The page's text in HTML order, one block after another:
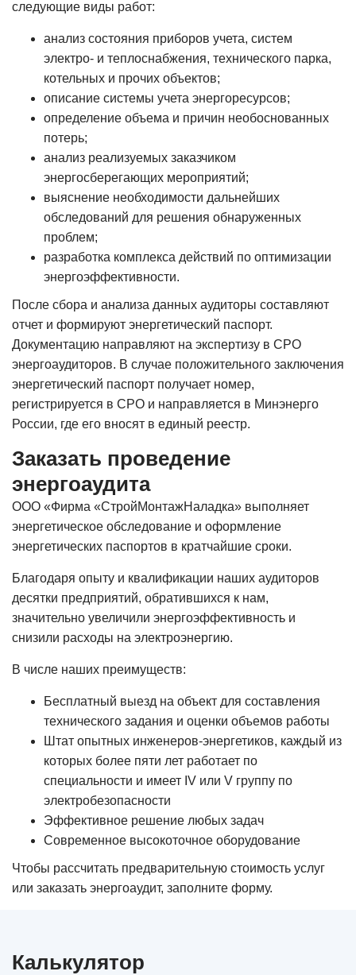
следующие виды работ:
анализ состояния приборов учета, систем
электро- и теплоснабжения, технического парка,
котельных и прочих объектов;
описание системы учета энергоресурсов;
определение объема и причин необоснованных
потерь;
анализ реализуемых заказчиком
энергосберегающих мероприятий;
выяснение необходимости дальнейших
обследований для решения обнаруженных
проблем;
разработка комплекса действий по оптимизации
энергоэффективности.
После сбора и анализа данных аудиторы составляют
отчет и формируют энергетический паспорт.
Документацию направляют на экспертизу в СРО
энергоаудиторов. В случае положительного заключения
энергетический паспорт получает номер,
регистрируется в СРО и направляется в Минэнерго
России, где его вносят в единый реестр.
Заказать проведение
энергоаудита
OOO «Фирма «СтройМонтажНаладка» выполняет
энергетическое обследование и оформление
энергетических паспортов в кратчайшие сроки.
Благодаря опыту и квалификации наших аудиторов
десятки предприятий, обратившихся к нам,
значительно увеличили энергоэффективность и
снизили расходы на электроэнергию.
В числе наших преимуществ:
Бесплатный выезд на объект для составления
технического задания и оценки объемов работы
Штат опытных инженеров-энергетиков, каждый из
которых более пяти лет работает по
специальности и имеет IV или V группу по
электробезопасности
Эффективное решение любых задач
Современное высокоточное оборудование
Чтобы рассчитать предварительную стоимость услуг
или заказать энергоаудит, заполните форму.
Калькулятор